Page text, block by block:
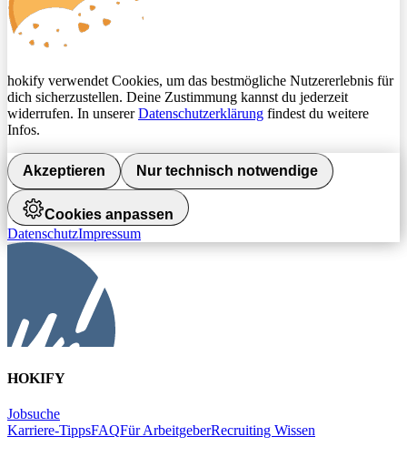
hokify verwendet Cookies, um das bestmögliche Nutzererlebnis für
dich sicherzustellen. Deine Zustimmung kannst du jederzeit
widerrufen. In unsererDatenschutzerklärung findest du weitere
Infos.
Akzeptieren Nur technisch notwendige
Cookies anpassen
DatenschutzImpressum
HOKIFY
Jobsuche
Karriere-TippsFAQFür ArbeitgeberRecruiting Wissen